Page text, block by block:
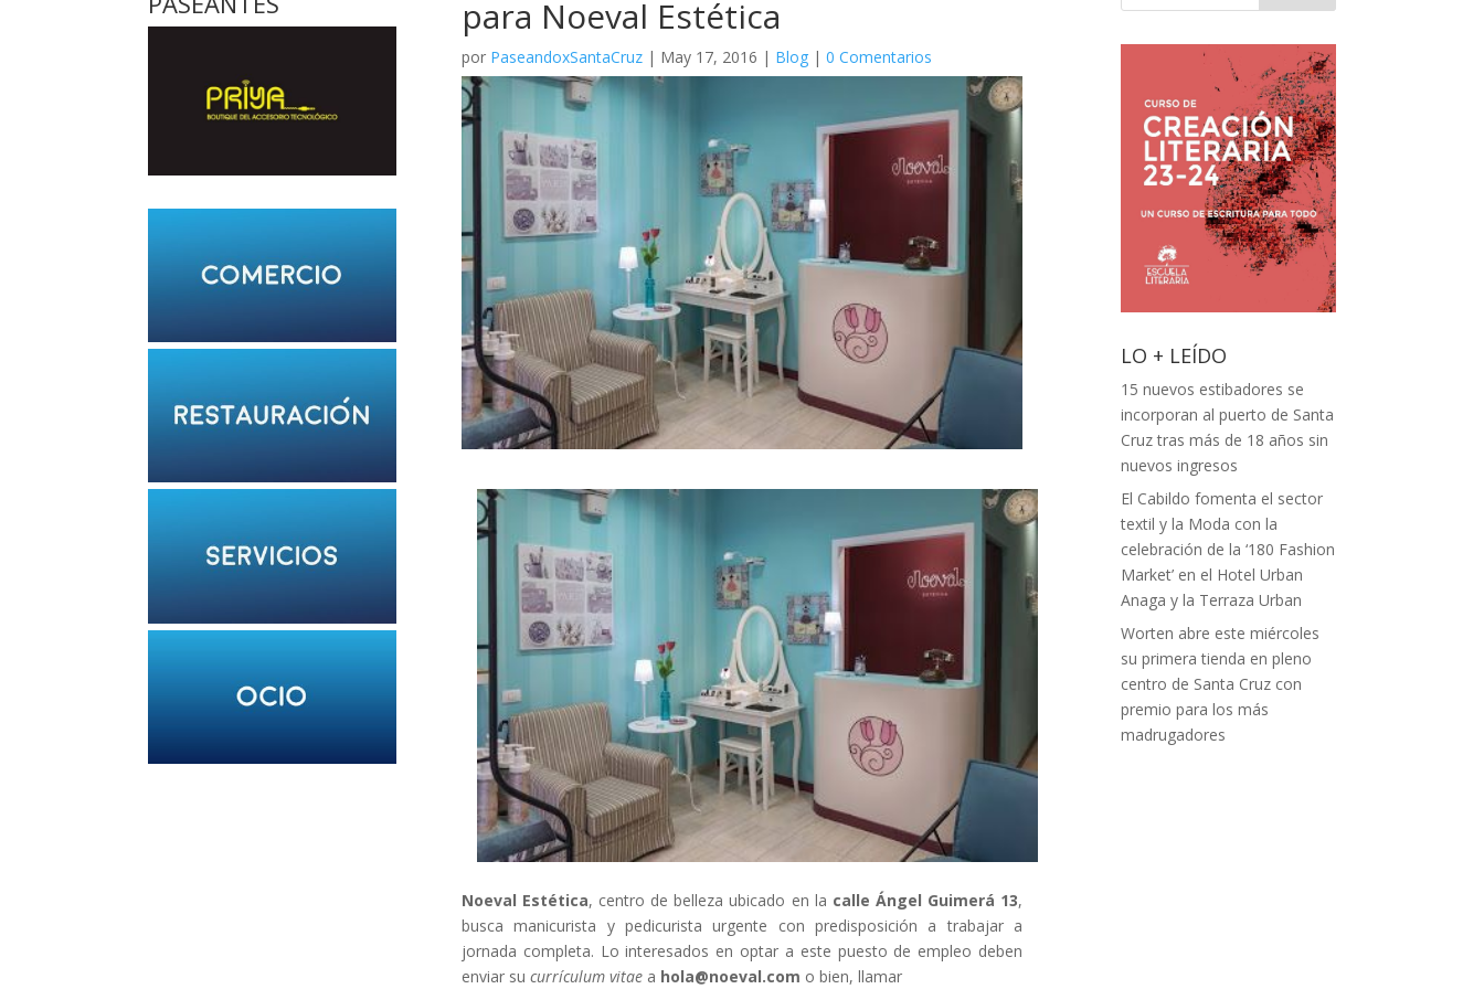
para Noeval Estética
por PaseandoxSantaCruz| May 17, 2016 | Blog| 0 Comentarios
Noeval Estética, centro de belleza ubicado en la calle Ángel Guimerá 13,
busca manicurista y pedicurista urgente con predisposición a trabajar a
jornada completa. Lo interesados en optar a este puesto de empleo deben
enviar su currículum vitae a hola@noeval.com o bien, llamar
LO + LEÍDO
15 nuevos estibadores se
incorporan al puerto de Santa
Cruz tras más de 18 años sin
nuevos ingresos
El Cabildo fomenta el sector
textil y la Moda con la
celebración de la ‘180 Fashion
Market’ en el Hotel Urban
Anaga y la Terraza Urban
Worten abre este miércoles
su primera tienda en pleno
centro de Santa Cruz con
premio para los más
madrugadores